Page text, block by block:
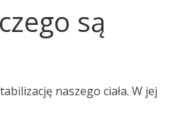
są
naszego ciała. W jej